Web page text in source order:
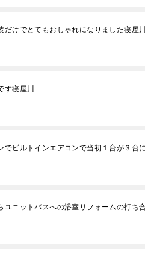
だけでとてもおしゃれになりました寝屋川
す寝屋川
でビルトインエアコンで当初１台が３台
ユニットバスへの浴室リフォームの打ち